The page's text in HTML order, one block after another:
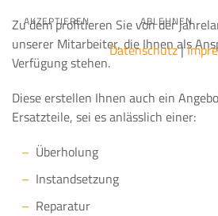
Zu dem profitieren Sie von der
unserer Mitarbeiter, die Ihnen als
Verfügung stehen.
Diese erstellen Ihnen auch ein
Ersatzteile, sei es anlässlich einer:
Überholung
Instandsetzung
Reparatur
AKZEPTIEREN ABLEHNEN
Datenschutz|